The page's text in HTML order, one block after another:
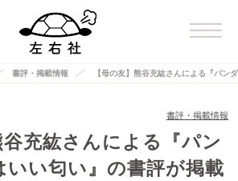
書評・掲載情報 【母の友】熊谷充紘さんによる『パン
書評・掲載情報
谷充紘さんによる『パン
い匂い』の書評が掲載